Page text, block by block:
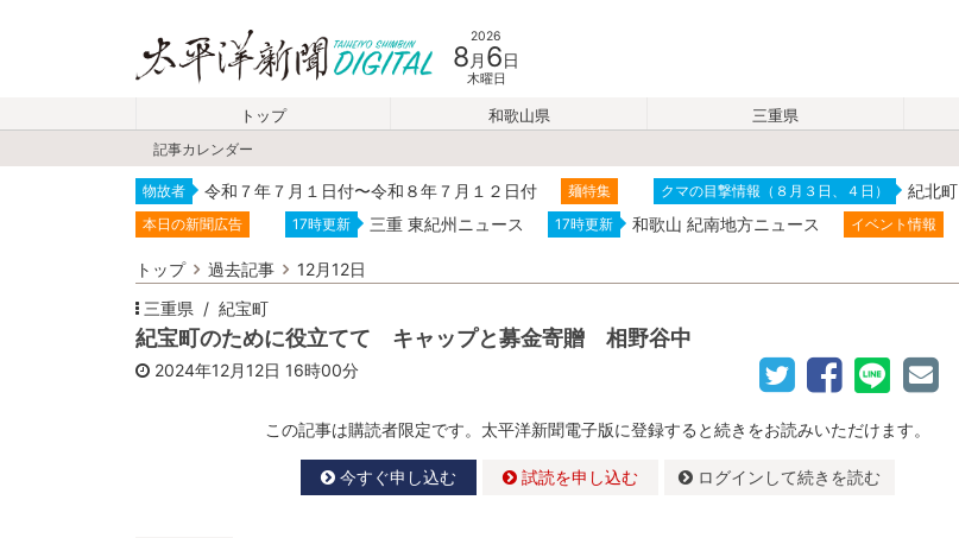
2026
8 月 6日
木曜日
トップ 和歌山県 三重県
記事カレンダー
物故者 令和７年７月１日付〜令和８年７月１２日付 麺特集 クマの目撃情報（８月３日、４日） 紀北町
本日の新聞広告 17時更新 三重 東紀州ニュース 17時更新 和歌山 紀南地方ニュース イベント情報
トップ 過去記事
12月12日
三重県
紀宝町
紀宝町のために役立てて キャップと募金寄贈 相野谷中
2024年12月12日 16時00分
この記事は購読者限定です。太平洋新聞電子版に登録すると続きをお読みいただけます。
今すぐ申し込む 試読を申し込む ログインして続きを読む